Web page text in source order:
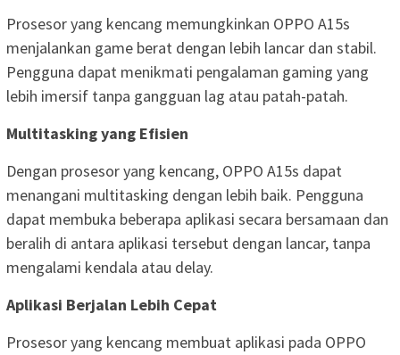
Prosesor yang kencang memungkinkan OPPO A15s
menjalankan game berat dengan lebih lancar dan stabil.
Pengguna dapat menikmati pengalaman gaming yang
lebih imersif tanpa gangguan lag atau patah-patah.
Multitasking yang Efisien
Dengan prosesor yang kencang, OPPO A15s dapat
menangani multitasking dengan lebih baik. Pengguna
dapat membuka beberapa aplikasi secara bersamaan dan
beralih di antara aplikasi tersebut dengan lancar, tanpa
mengalami kendala atau delay.
Aplikasi Berjalan Lebih Cepat
Prosesor yang kencang membuat aplikasi pada OPPO